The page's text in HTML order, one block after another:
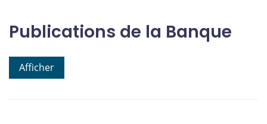
Publications de la Banque
Afficher